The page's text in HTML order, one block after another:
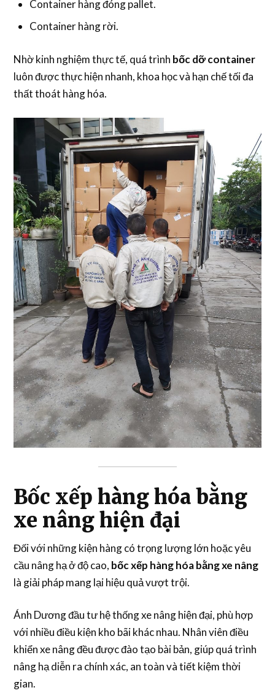
Container hàng đóng pallet.
Container hàng rời.
Nhờ kinh nghiệm thực tế, quá trình bốc dỡ container
luôn được thực hiện nhanh, khoa học và hạn chế tối đa
thất thoát hàng hóa.
Bốc xếp hàng hóa bằng
xe nâng hiện đại
Đối với những kiện hàng có trọng lượng lớn hoặc yêu
cầu nâng hạ ở độ cao, bốc xếp hàng hóa bằng xe nâng
là giải pháp mang lại hiệu quả vượt trội.
Ánh Dương đầu tư hệ thống xe nâng hiện đại, phù hợp
với nhiều điều kiện kho bãi khác nhau. Nhân viên điều
khiển xe nâng đều được đào tạo bài bản, giúp quá trình
nâng hạ diễn ra chính xác, an toàn và tiết kiệm thời
gian.